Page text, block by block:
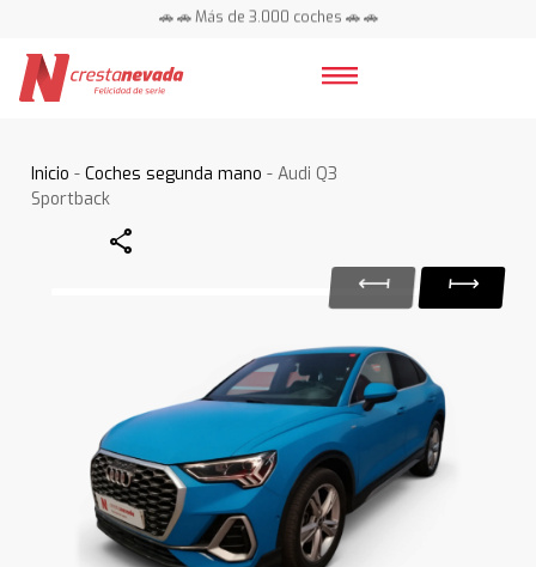
🚗 🚗 Más de 3.000 coches 🚗 🚗
Inicio -Coches segunda mano - Audi Q3
Sportback
Share